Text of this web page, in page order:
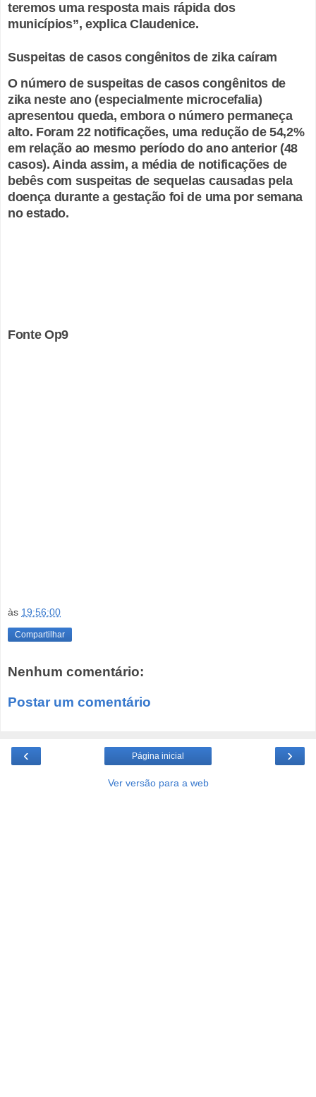
teremos uma resposta mais rápida dos
municípios”, explica Claudenice.
Suspeitas de casos congênitos de zika caíram
O número de suspeitas de casos congênitos de
zika neste ano (especialmente microcefalia)
apresentou queda, embora o número permaneça
alto. Foram 22 notificações, uma redução de 54,2%
em relação ao mesmo período do ano anterior (48
casos). Ainda assim, a média de notificações de
bebês com suspeitas de sequelas causadas pela
doença durante a gestação foi de uma por semana
no estado.
Fonte Op9
às 19:56:00
Compartilhar
Nenhum comentário:
Postar um comentário
‹ ›
Página inicial
Ver versão para a web